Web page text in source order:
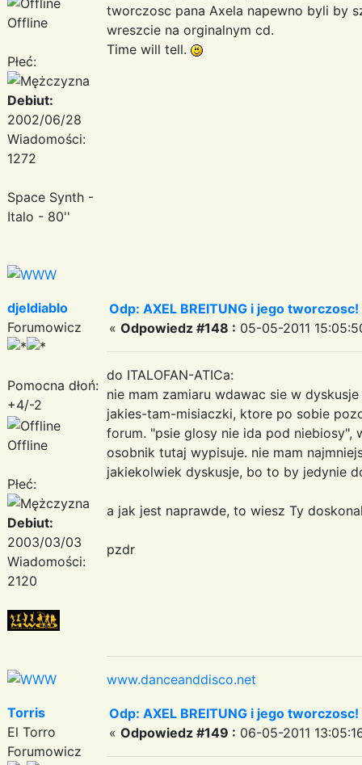
Offline
Płeć:
Debiut:
2002/06/28
Wiadomości:
1272
Space Synth -
Italo - 80''
tworczosc pana Axela napewno byli by
wreszcie na orginalnym cd.
Time will tell.
djeldiablo
Forumowicz
Pomocna dłoń:
+4/-2
Offline
Płeć:
Debiut:
2003/03/03
Wiadomości:
2120
Odp: AXEL BREITUNG i jego
« Odpowiedz #148 : 05-05-2011
do ITALOFAN-ATICa:
nie mam zamiaru wdawac sie w
jakies-tam-misiaczki, ktore po sobie
forum. "psie glosy nie ida pod
osobnik tutaj wypisuje. nie mam
jakiekolwiek dyskusje, bo to by jedynie
a jak jest naprawde, to wiesz Ty
pzdr
www.danceanddisco.net
Torris
El Torro
Forumowicz
Odp: AXEL BREITUNG i jego
« Odpowiedz #149 : 06-05-2011